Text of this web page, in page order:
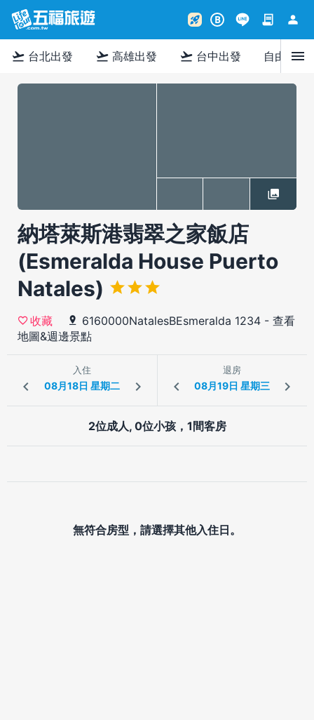
rocket_launch B contract person
flight_takeoff 台北出發 flight_takeoff 高雄出發 flight_takeoff 台中出發 自由行menu
納塔萊斯港翡翠之家飯店
(Esmeralda House Puerto
Natales)
收藏 6160000NatalesBEsmeralda 1234 - 查看
地圖&週邊景點
入住 退房
2位成人, 0位小孩，1間客房
無符合房型，請選擇其他入住日。